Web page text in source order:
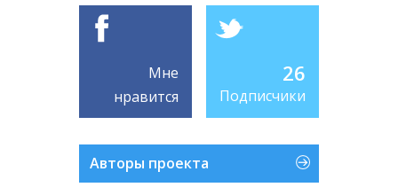
Мне
нравится
26
Подписчики
Авторы проекта